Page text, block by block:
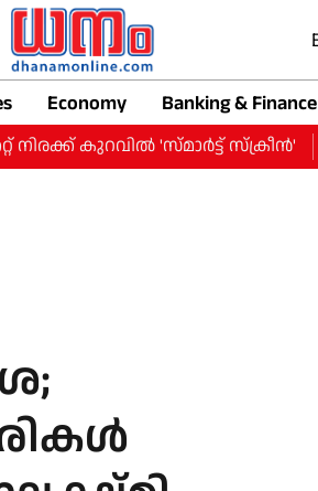
Economy Banking & Finance
കുറവില്‍ 'സ്മാര്‍ട്ട് സ്‌ക്രീന്‍' സ്വർണ